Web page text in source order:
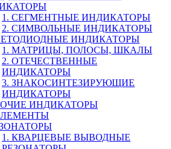
1. СЕГМЕНТНЫЕ ИНДИКАТОРЫ
2. СИМВОЛЬНЫЕ ИНДИКАТОРЫ
ИНДИКАТОРЫ
1. МАТРИЦЫ, ПОЛОСЫ, ШКАЛЫ
2. ОТЕЧЕСТВЕННЫЕ
ИНДИКАТОРЫ
3. ЗНАКОСИНТЕЗИРУЮЩИЕ
ИНДИКАТОРЫ
ИНДИКАТОРЫ
1. КВАРЦЕВЫЕ ВЫВОДНЫЕ